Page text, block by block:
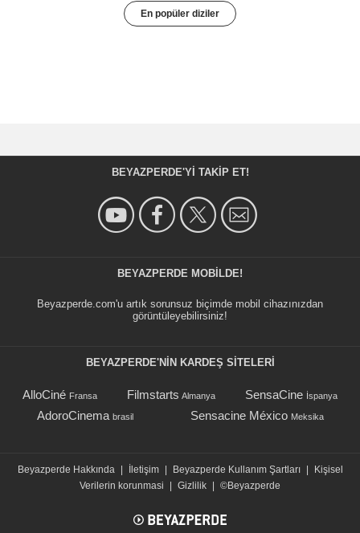
En popüler diziler
BEYAZPERDE'YI TAKIP ET!
BEYAZPERDE MOBILDE!
Beyazperde.com'u artık sorunsuz biçimde mobil cihazınızdan
görüntüleyebilirsiniz!
BEYAZPERDE'NIN KARDEŞ SİTELERİ
AlloCiné Fransa Filmstarts Almanya SensaCine İspanya
AdoroCinema brasil Sensacine México Meksika
Beyazperde Hakkında | İletişim | Beyazperde Kullanım Şartları |
Kişisel
Verilerin korunmasi
| Gizlilik | ©Beyazperde